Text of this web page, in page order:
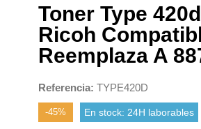
Toner Type
Ricoh
Reemplaza A
Referencia TYPE420D
-45% En stock: 24H laborables